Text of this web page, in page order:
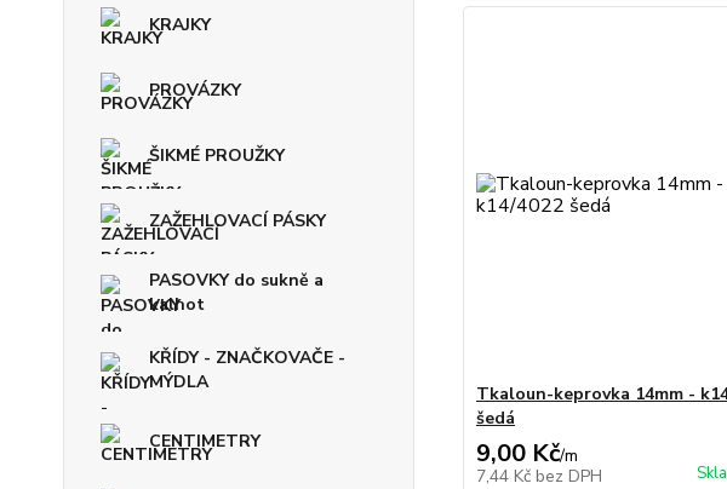
KRAJKY
PROVÁZKY
ŠIKMÉ PROUŽKY
ZAŽEHLOVACÍ PÁSKY
PASOVKY do sukně a
kalhot
KŘÍDY - ZNAČKOVAČE -
MÝDLA
CENTIMETRY
Tkaloun-keprovka 14mm -
šedá
9,00 Kč/m
7,44 Kč bez DPH